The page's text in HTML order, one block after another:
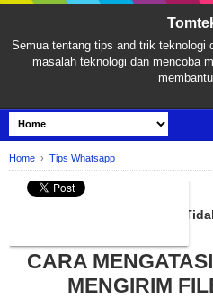
Semua tentang tips and trik teknologi
masalah teknologi dan mencoba
Home › Tips Whatsapp
TIPS WHATSAPP
3 Cara Mengatasi Whatsapp
CARA
MENGIRIM